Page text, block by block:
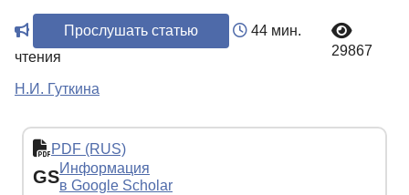
Прослушать статью
44 мин.
чтения
29867
Н.И. Гуткина
PDF (RUS)
GSИнформация
в Google Scholar